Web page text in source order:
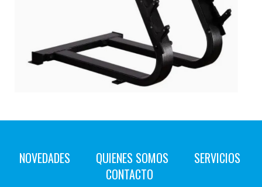
NOVEDADES QUIENES SOMOS
SERVICIOS
CONTACTO